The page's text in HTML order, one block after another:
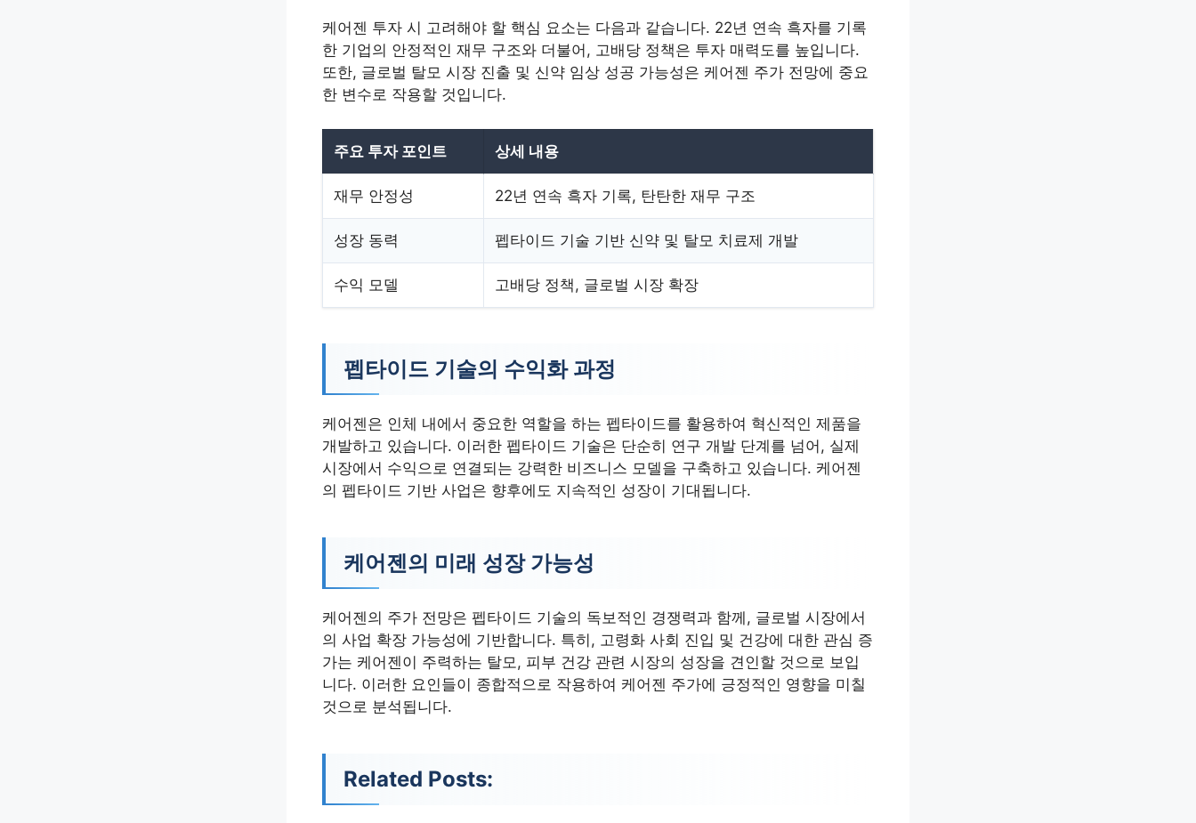
케어젠 투자 시 고려해야 할 핵심 요소는 다음과 같습니다. 22년 연속 흑자를 기록
한 기업의 안정적인 재무 구조와 더불어, 고배당 정책은 투자 매력도를 높입니다.
또한, 글로벌 탈모 시장 진출 및 신약 임상 성공 가능성은 케어젠 주가 전망에 중요
한 변수로 작용할 것입니다.
주요 투자 포인트 상세 내용
재무 안정성 22년 연속 흑자 기록, 탄탄한 재무 구조
성장 동력 펩타이드 기술 기반 신약 및 탈모 치료제 개발
수익 모델 고배당 정책, 글로벌 시장 확장
펩타이드 기술의 수익화 과정
케어젠은 인체 내에서 중요한 역할을 하는 펩타이드를 활용하여 혁신적인 제품을
개발하고 있습니다. 이러한 펩타이드 기술은 단순히 연구 개발 단계를 넘어, 실제
시장에서 수익으로 연결되는 강력한 비즈니스 모델을 구축하고 있습니다. 케어젠
의 펩타이드 기반 사업은 향후에도 지속적인 성장이 기대됩니다.
케어젠의 미래 성장 가능성
케어젠의 주가 전망은 펩타이드 기술의 독보적인 경쟁력과 함께, 글로벌 시장에서
의 사업 확장 가능성에 기반합니다. 특히, 고령화 사회 진입 및 건강에 대한 관심 증
가는 케어젠이 주력하는 탈모, 피부 건강 관련 시장의 성장을 견인할 것으로 보입
니다. 이러한 요인들이 종합적으로 작용하여 케어젠 주가에 긍정적인 영향을 미칠
것으로 분석됩니다.
Related Posts: